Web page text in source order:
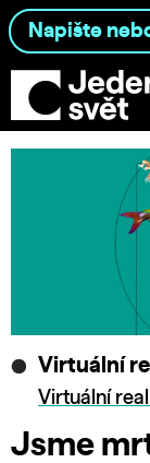
Virtuální
Virtuální
Jsme